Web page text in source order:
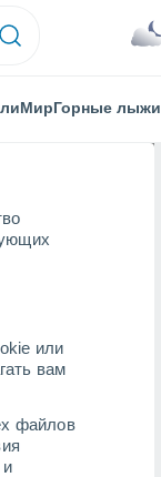
или
вам
файлов
и
МирГорные лыжи
- NY
Авг.